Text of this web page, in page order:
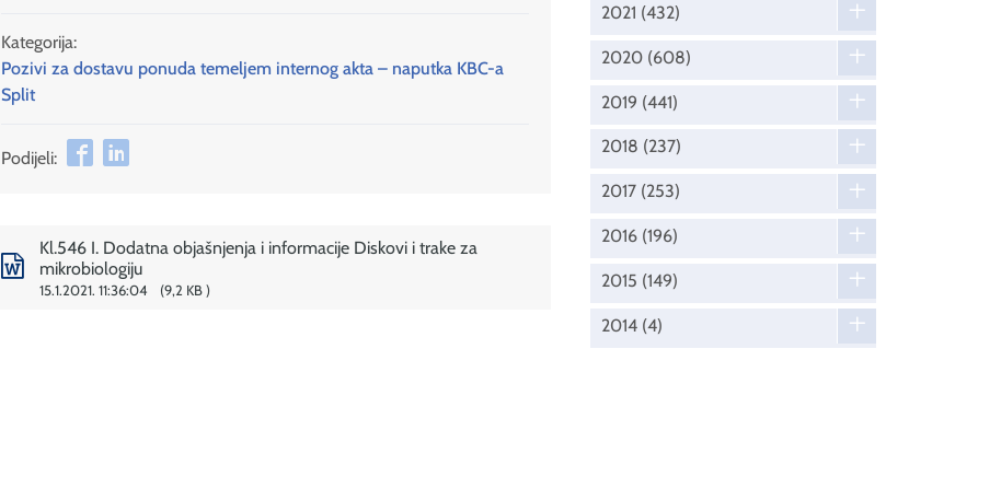
Kategorija:
Pozivi za dostavu ponuda temeljem internog akta – naputka KBC-a
Split
Podijeli:
Kl.546 I. Dodatna objašnjenja i informacije Diskovi i trake za
mikrobiologiju
15.1.2021. 11:36:04 9,2 KB
2021 (432)
2020 (608)
2019 (441)
2018 (237)
2017 (253)
2016 (196)
2015 (149)
2014 (4)